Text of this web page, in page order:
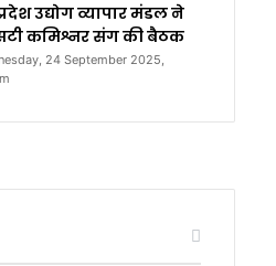
उद्योग व्यापार मंडल ने
कमिश्नर संग की बैठक
24 September 2025,